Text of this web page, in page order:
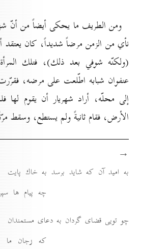
ومن الطريف ما يحكى أيضاً من أنّ
نأي من الزمن مرضاً شديداً، كان
(ولكنّه شوفي بعد ذلك)، فتلك
عنفوان شبابه اطّلعت على مرضه،
إلى محلّه، أراد شهريار أن يقوم
الأرض، فقام ثانيةً ولم يستطع، وسقط
→
به اميد آن كه شايد برسد به خاك پايت
چه پيام ها
چو تويى قضاى گردان به دعاى مستمندان
كه زجان ما